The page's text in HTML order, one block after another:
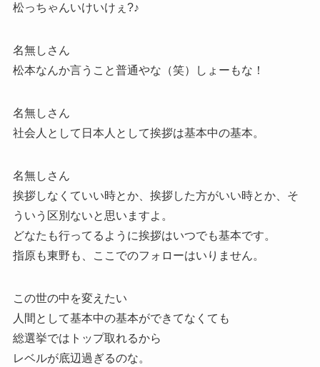
松っちゃんいけいけぇ?♪
名無しさん
松本なんか言うこと普通やな（笑）しょーもな！
名無しさん
社会人として日本人として挨拶は基本中の基本。
名無しさん
挨拶しなくていい時とか、挨拶した方がいい時とか、そ
ういう区別ないと思いますよ。
どなたも行ってるように挨拶はいつでも基本です。
指原も東野も、ここでのフォローはいりません。
この世の中を変えたい
人間として基本中の基本ができてなくても
総選挙ではトップ取れるから
レベルが底辺過ぎるのな。